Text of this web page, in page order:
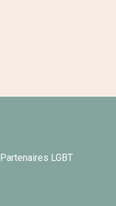
Partenaires LGBT